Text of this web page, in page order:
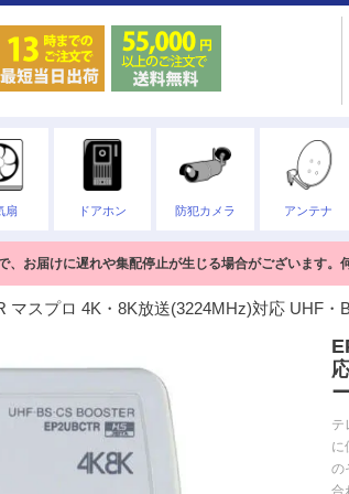
扇 ドアホン 防犯カメラ アンテナ
、お届けに遅れや集配停止が生じる場合がございます。
マスプロ 4K・8K放送(3224MHz)対応 UHF
テ
に
の